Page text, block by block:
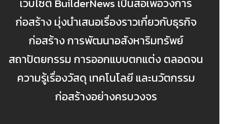
เว็บไซต์ BuilderNews เป็นสื่อเพื่อวงการ
ก่อสร้าง มุ่งนำเสนอเรื่องราวเกี่ยวกับธุรกิจ
ก่อสร้าง การพัฒนาอสังหาริมทรัพย์
สถาปัตยกรรม การออกแบบตกแต่ง ตลอดจน
ความรู้เรื่องวัสดุ เทคโนโลยี และนวัตกรรม
ก่อสร้างอย่างครบวงจร